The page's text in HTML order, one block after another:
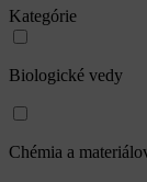
Kategórie
Biologické vedy
Chémia a